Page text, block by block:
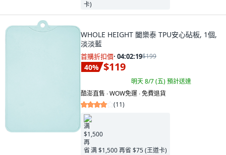
WHOLE HEIGHT 闔樂泰 TPU安心砧板, 1個,
淡淡藍
首購折扣價· 04:02:18$199
40% $119
明天 8/7 (五)預計送達
酷澎直售 ∙ WOW免運 ∙ 免費退貨
(11)
满 $1,500 再省 $75 (王道卡)